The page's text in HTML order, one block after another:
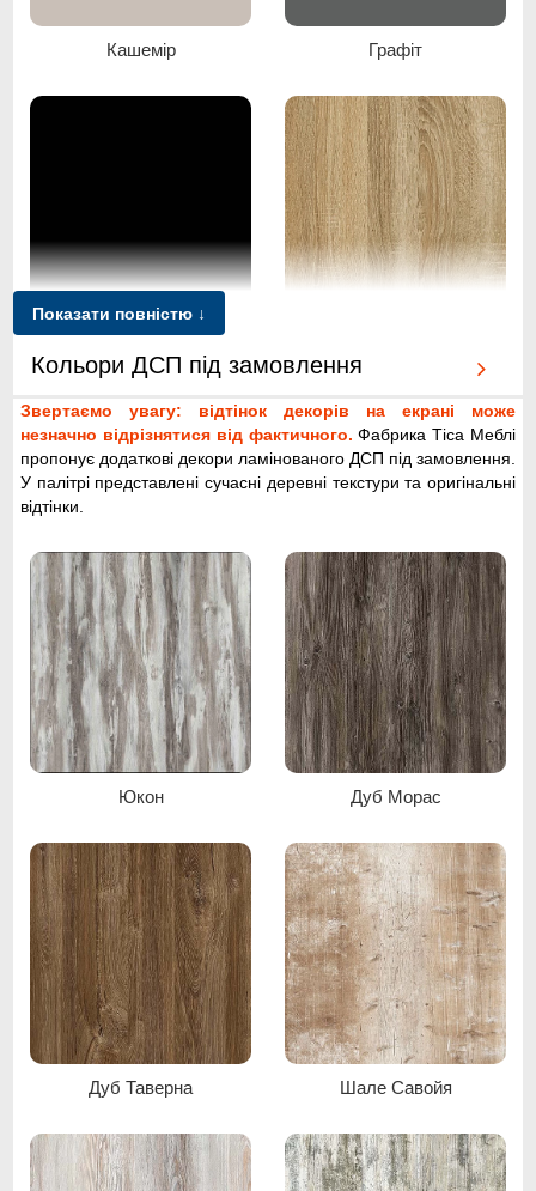
Кашемір Графіт
Чорний
Дуб сонома трюфель Дуб крафт білий
Дуб крафт сірий Дуб молочний
Показати повністю ↓
Кольори ДСП під замовлення
Звертаємо увагу: відтінок декорів на екрані може
незначно відрізнятися від фактичного. Фабрика Тіса Меблі
пропонує додаткові декори ламінованого ДСП під замовлення.
У палітрі представлені сучасні деревні текстури та оригінальні
відтінки.
Юкон Дуб Морас
Дуб Таверна Шале Савойя